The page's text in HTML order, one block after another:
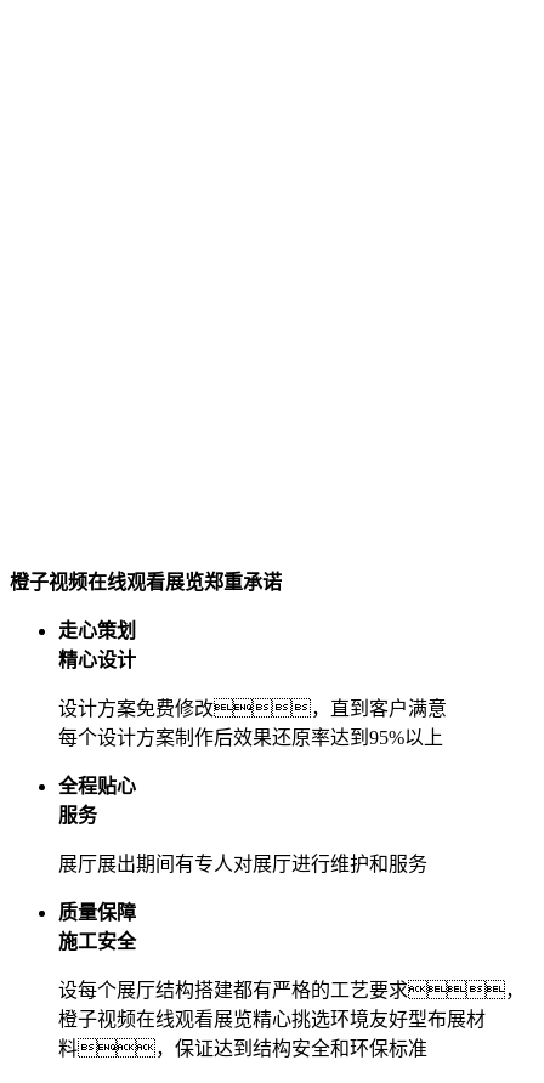
橙子视频在线观看展览郑重承诺
走心策划
精心设计
设计方案免费修改，直到客户满意
每个设计方案制作后效果还原率达到95%以上
全程贴心
服务
展厅展出期间有专人对展厅进行维护和服务
质量保障
施工安全
设每个展厅结构搭建都有严格的工艺要求，
橙子视频在线观看展览精心挑选环境友好型布展材
料，保证达到结构安全和环保标准